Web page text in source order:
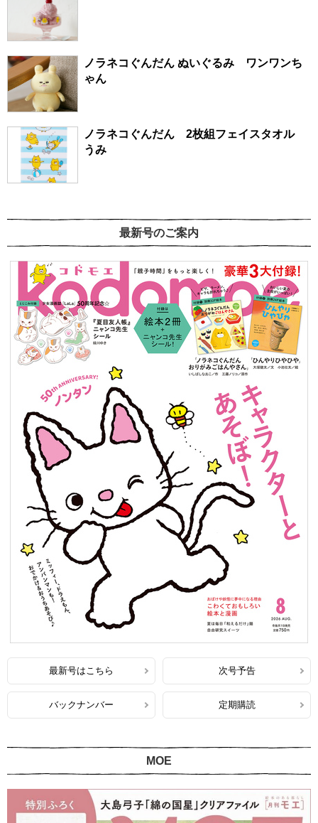
ノラネコぐんだん ぬいぐるみ ワンワンち
ゃん
ノラネコぐんだん 2枚組フェイスタオル
うみ
最新号のご案内
最新号はこちら 次号予告
バックナンバー 定期購読
MOE